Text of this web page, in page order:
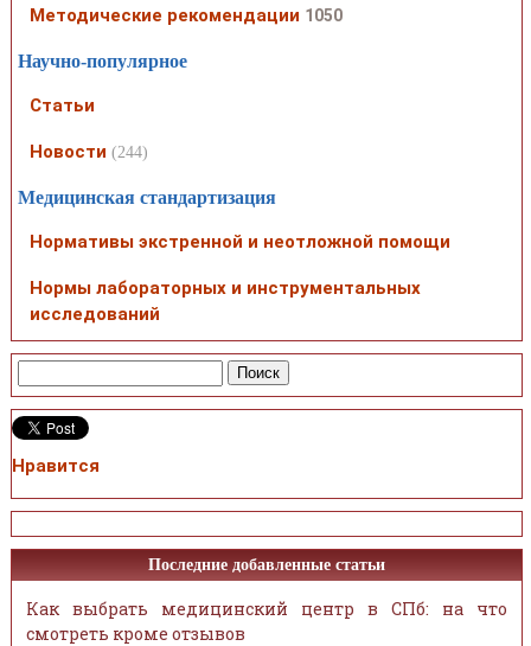
Методические рекомендации 1050
Научно-популярное
Статьи
Новости (244)
Медицинская стандартизация
Нормативы экстренной и неотложной помощи
Нормы лабораторных и инструментальных
исследований
Нравится
Последние добавленные статьи
Как выбрать медицинский центр в СПб: на что
смотреть кроме отзывов